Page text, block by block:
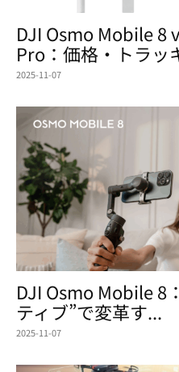
DJI Osmo Mobile 8
Pro：価格・トラッ
2025-11-07
DJI Osmo Mobile 8
ティブ”で変革す...
2025-11-07